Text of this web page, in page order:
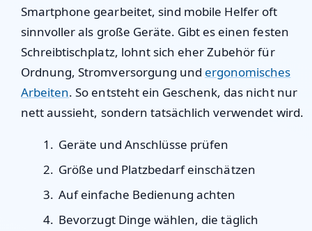
Smartphone gearbeitet, sind mobile Helfer oft
sinnvoller als große Geräte. Gibt es einen festen
Schreibtischplatz, lohnt sich eher Zubehör für
Ordnung, Stromversorgung und ergonomisches
Arbeiten. So entsteht ein Geschenk, das nicht nur
nett aussieht, sondern tatsächlich verwendet wird.
Geräte und Anschlüsse prüfen
Größe und Platzbedarf einschätzen
Auf einfache Bedienung achten
Bevorzugt Dinge wählen, die täglich